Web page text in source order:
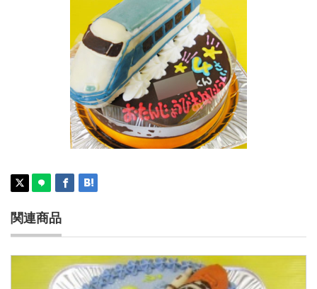
関連商品